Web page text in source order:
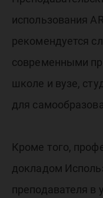
использования
рекомендуется
современными
школе и вузе,
для
Кроме того,
докладом
преподавателя в